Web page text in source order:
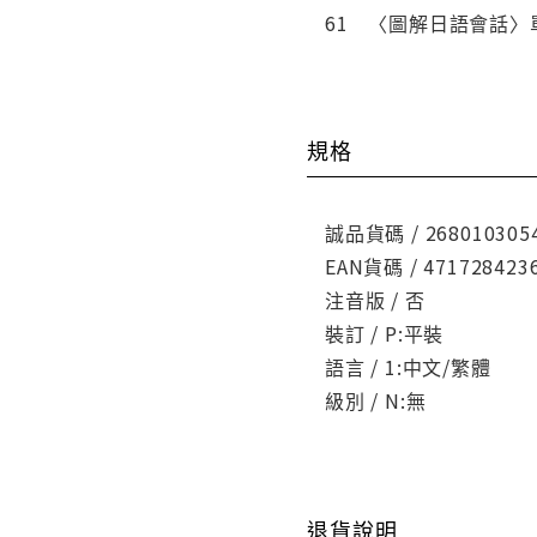
61 〈圖解日語會話〉
規格
誠品貨碼 /
EAN貨碼 /
注音版 / 否
裝訂 / P:平裝
語言 / 1:中文/繁體
級別 / N:無
退貨說明